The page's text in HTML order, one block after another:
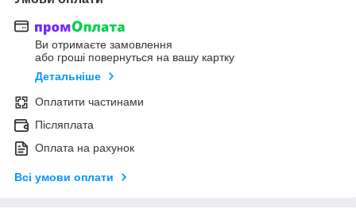
Ви отримаєте замовлення
або гроші повернуться на вашу картку
Детальніше
Оплатити частинами
Післяплата
Оплата на рахунок
Всі умови оплати